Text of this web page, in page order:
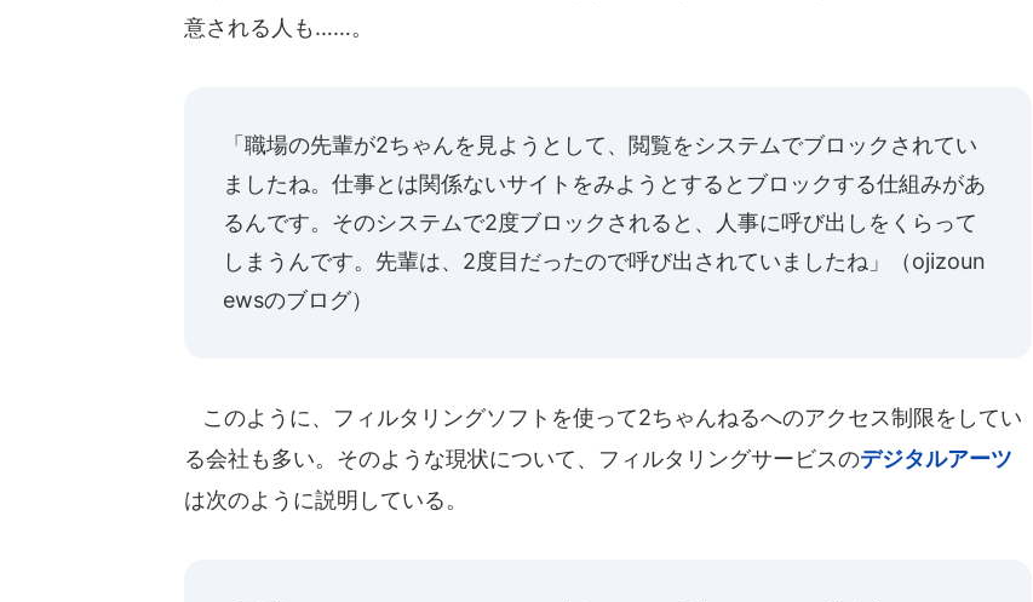
意される人も……。
「職場の先輩が2ちゃんを見ようとして、閲覧をシステムでブロックされてい
ましたね。仕事とは関係ないサイトをみようとするとブロックする仕組みがあ
るんです。そのシステムで2度ブロックされると、人事に呼び出しをくらって
しまうんです。先輩は、2度目だったので呼び出されていましたね」（ojizoun
ewsのブログ）
このように、フィルタリングソフトを使って2ちゃんねるへのアクセス制限をしてい
る会社も多い。そのような現状について、フィルタリングサービスのデジタルアーツ
は次のように説明している。